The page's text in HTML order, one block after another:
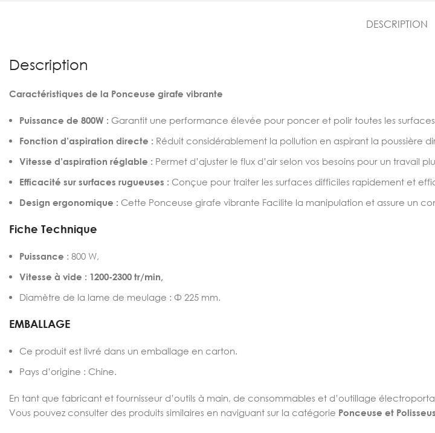
DESCRIPTION
Description
Caractéristiques de la Ponceuse girafe vibrante
Puissance de 800W : Garantit une performance élevée pour poncer et polir toutes les
Fonction d’aspiration directe : Réduit considérablement la pollution en aspirant la poussière
Vitesse d’aspiration réglable : Permet d’ajuster le flux d’air selon vos besoins pour un travail
Efficacité sur surfaces rugueuses : Conçue pour traiter les surfaces difficiles rapidement et
Design ergonomique : Cette Ponceuse girafe vibrante Facilite la manipulation et assure un
Fiche Technique
Puissance : 800 W,
Vitesse à vide : 1200-2300 tr/min,
Diamètre de la lame de meulage : Φ 225 mm.
EMBALLAGE
Ce produit est livré dans un emballage en carton.
Pays d’origine : Chine.
En tant que fabricant et fournisseur d’outils à main, de consommables et d’outillage
Vous pouvez consulter des produits similaires en naviguant sur la catégorie Ponceuse et